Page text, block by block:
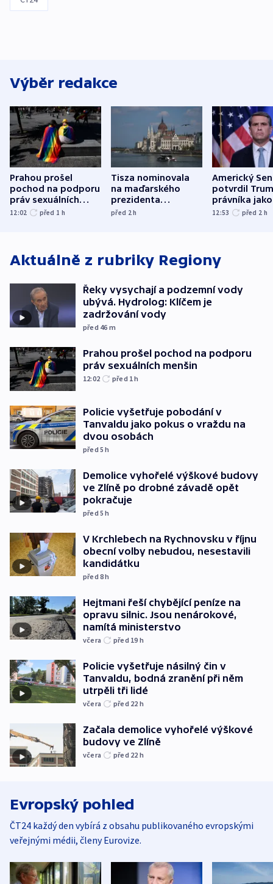
Výběr redakce
Prahou prošel
pochod na podporu
práv sexuálních
menšin
12:02 před 1 h
Tisza nominovala
na maďarského
prezidenta
bývalého šéfa
před 2h
Americký
potvrdil
právníka jako
ministra
12:53 před 2 h
Aktuálně z rubriky Regiony
Řeky vysychají a podzemní vody
ubývá. Hydrolog: Klíčem je
zadržování vody
před 46 m
Prahou prošel pochod na podporu
práv sexuálních menšin
12:02 před 1h
Policie vyšetřuje pobodání v
Tanvaldu jako pokus o vraždu na
dvou osobách
před 5h
Demolice vyhořelé výškové budovy
ve Zlíně po drobné závadě opět
pokračuje
před 5h
V Krchlebech na Rychnovsku v říjnu
obecní volby nebudou, nesestavili
kandidátku
před 8h
Hejtmani řeší chybějící peníze na
opravu silnic. Jsou nenárokové,
namítá ministerstvo
včera před 19 h
Policie vyšetřuje násilný čin v
Tanvaldu, bodná zranění při něm
utrpěli tři lidé
včera před 22 h
Začala demolice vyhořelé výškové
budovy ve Zlíně
včera před 22 h
Evropský pohled
ČT24 každý den vybírá z obsahu publikovaného evropskými
veřejnými médii, členy Eurovize.